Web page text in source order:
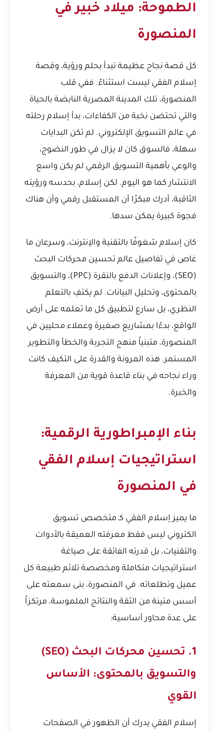
الطموحة: ميلاد خبير في
المنصورة
كل قصة نجاح عظيمة تبدأ بحلم ورؤية، وقصة
إسلام الفقي ليست استثناءً. ففي قلب
المنصورة، تلك المدينة المصرية النابضة بالحياة
والتي تحتضن نخبة من الكفاءات، بدأ إسلام رحلته
في عالم التسويق الإلكتروني. لم تكن البدايات
سهلة، فالسوق كان لا يزال في طور النضوج،
والوعي بأهمية التسويق الرقمي لم يكن واسع
الانتشار كما هو اليوم. لكن إسلام، بحدسه ورؤيته
الثاقبة، أدرك مبكرًا أن المستقبل رقمي وأن هناك
فجوة كبيرة يمكن سدها.
كان إسلام شغوفًا بالتقنية والإنترنت، وسرعان ما
غاص في تفاصيل عالم تحسين محركات البحث
(SEO)، وإعلانات الدفع بالنقرة (PPC)، والتسويق
بالمحتوى، وتحليل البيانات. لم يكتفِ بالتعلم
النظري، بل سارع لتطبيق كل ما تعلمه على أرض
الواقع، بدءًا بمشاريع صغيرة وعملاء محليين في
المنصورة، متبنياً منهج التجربة والخطأ والتطوير
المستمر. هذه المرونة والقدرة على التكيف كانت
وراء نجاحه في بناء قاعدة قوية من المعرفة
والخبرة.
بناء الإمبراطورية الرقمية:
استراتيجيات إسلام الفقي
في المنصورة
ما يميز إسلام الفقي كـ متخصص تسويق
الكتروني ليس فقط معرفته العميقة بالأدوات
والتقنيات، بل قدرته الفائقة على صياغة
استراتيجيات متكاملة ومخصصة تلائم طبيعة كل
عميل وتطلعاته. في المنصورة، بنى سمعته على
أسس متينة من الثقة والنتائج الملموسة، مرتكزاً
على عدة محاور أساسية:
1. تحسين محركات البحث (SEO)
والتسويق بالمحتوى: الأساس
القوي
إسلام الفقي يدرك أن الظهور في الصفحات